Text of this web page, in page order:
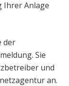
Ihrer Anlage
der
Sie
und
an.